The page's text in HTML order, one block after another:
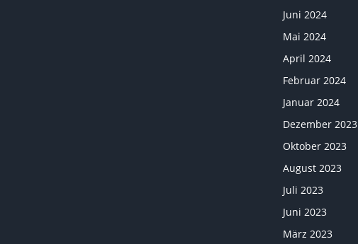
Juni 2024
Mai 2024
April 2024
Februar 2024
Januar 2024
Dezember 2023
Oktober 2023
August 2023
Juli 2023
Juni 2023
März 2023